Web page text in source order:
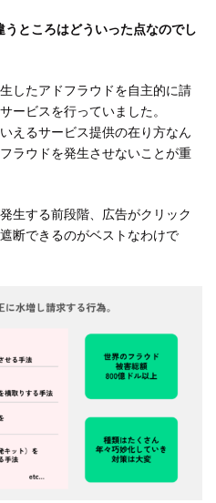
ところはどういった点なのでし
したアドフラウドを自主的に請
ービスを行っていました。
えるサービス提供の在り方なん
ラウドを発生させないことが重
生する前段階、広告がクリック
断できるのがベストなわけで